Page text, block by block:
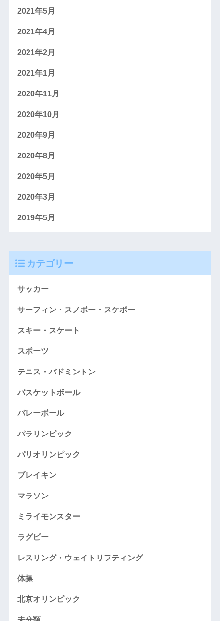
2021年5月
2021年4月
2021年2月
2021年1月
2020年11月
2020年10月
2020年9月
2020年8月
2020年5月
2020年3月
2019年5月
カテゴリー
サッカー
サーフィン・スノボー・スケボー
スキー・スケート
スポーツ
テニス・バドミントン
バスケットボール
バレーボール
パラリンピック
パリオリンピック
ブレイキン
マラソン
ミライモンスター
ラグビー
レスリング・ウェイトリフティング
体操
北京オリンピック